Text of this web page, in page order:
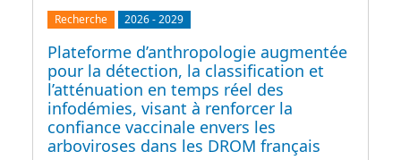
Recherche 2026-2029
Plateforme d’anthropologie augmentée
pour la détection, la classification et
l’atténuation en temps réel des
infodémies, visant à renforcer la
confiance vaccinale envers les
arboviroses dans les DROM français